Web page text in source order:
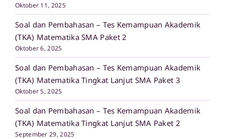
Oktober 11, 2025
Soal dan Pembahasan – Tes Kemampuan Akademik
(TKA) Matematika SMA Paket 2
Oktober 6, 2025
Soal dan Pembahasan – Tes Kemampuan Akademik
(TKA) Matematika Tingkat Lanjut SMA Paket 3
Oktober 5, 2025
Soal dan Pembahasan – Tes Kemampuan Akademik
(TKA) Matematika Tingkat Lanjut SMA Paket 2
September 29, 2025